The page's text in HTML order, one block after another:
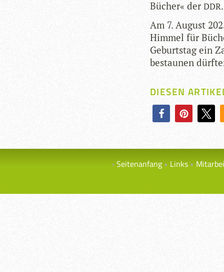
Bücher« derDDR.
Am 7. August
Him­mel für
Geburts­tag ein
bestau­nen
DIESEN
Seitenanfang Links